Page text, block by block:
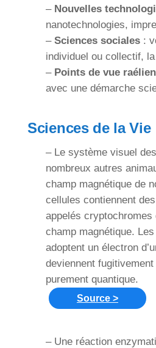
– Nouvelles
nanotechnologies,
– Sciences sociales :
individuel ou collectif,
– Points de vue raélien
avec une démarche
Sciences de la Vie
– Le système visuel
nombreux autres
champ magnétique de
cellules contiennent
appelés
champ magnétique.
adoptent un électron
deviennent
purement quantique.
Source >
– Une réaction